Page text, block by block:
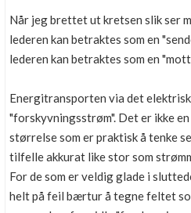
Når jeg brettet ut kretsen slik ser
lederen kan betraktes som en
lederen kan betraktes som en
Energitransporten via det
"forskyvningsstrøm". Det er ikke
størrelse som er praktisk å tenke
tilfelle akkurat like stor som
For de som er veldig glade i
helt på feil bærtur å tegne feltet